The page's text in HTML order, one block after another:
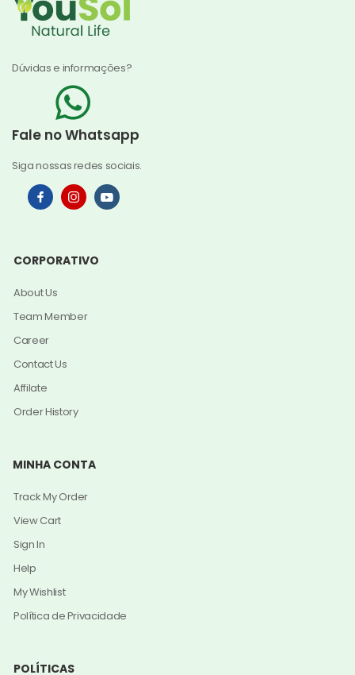
Dúvidas e informações?
Fale no Whatsapp
Siga nossas redes sociais.
CORPORATIVO
About Us
Team Member
Career
Contact Us
Affilate
Order History
MINHA CONTA
Track My Order
View Cart
Sign In
Help
My Wishlist
Política de Privacidade
POLÍTICAS